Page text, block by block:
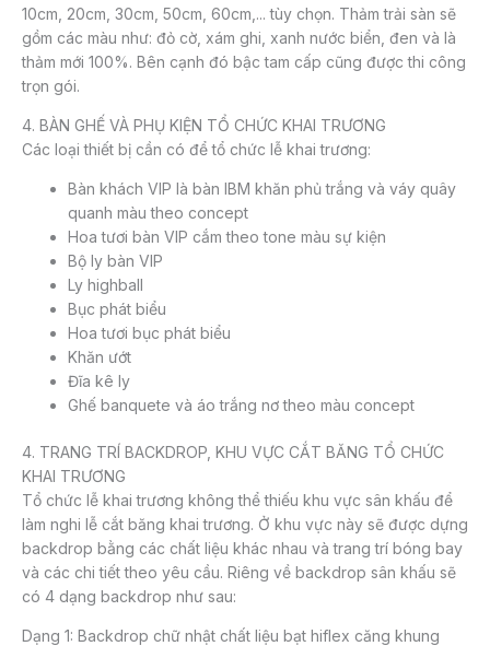
10cm, 20cm, 30cm, 50cm, 60cm,... tùy chọn. Thảm trải sàn sẽ
gồm các màu như: đỏ cờ, xám ghi, xanh nước biển, đen và là
thảm mới 100%. Bên cạnh đó bậc tam cấp cũng được thi công
trọn gói.
4. BÀN GHẾ VÀ PHỤ KIỆN TỔ CHỨC KHAI TRƯƠNG
Các loại thiết bị cần có để tổ chức lễ khai trương:
Bàn khách VIP là bàn IBM khăn phủ trắng và váy quây
quanh màu theo concept
Hoa tươi bàn VIP cắm theo tone màu sự kiện
Bộ ly bàn VIP
Ly highball
Bục phát biểu
Hoa tươi bục phát biểu
Khăn ướt
Đĩa kê ly
Ghế banquete và áo trắng nơ theo màu concept
4. TRANG TRÍ BACKDROP, KHU VỰC CẮT BĂNG TỔ CHỨC
KHAI TRƯƠNG
Tổ chức lễ khai trương không thể thiếu khu vực sân khấu để
làm nghi lễ cắt băng khai trương. Ở khu vực này sẽ được dựng
backdrop bằng các chất liệu khác nhau và trang trí bóng bay
và các chi tiết theo yêu cầu. Riêng về backdrop sân khấu sẽ
có 4 dạng backdrop như sau:
Dạng 1: Backdrop chữ nhật chất liệu bạt hiflex căng khung